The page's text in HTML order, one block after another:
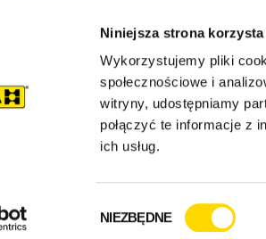
Niniejsza strona
Wykorzystujemy pliki
społecznościowe i
witryny, udostępniamy
połączyć te informacje z
ich usług.
zgody
NIEZBĘDNE
Domy
B2B &
FAQ
Honkarakenne Oyj. All Rights Reserved. Our